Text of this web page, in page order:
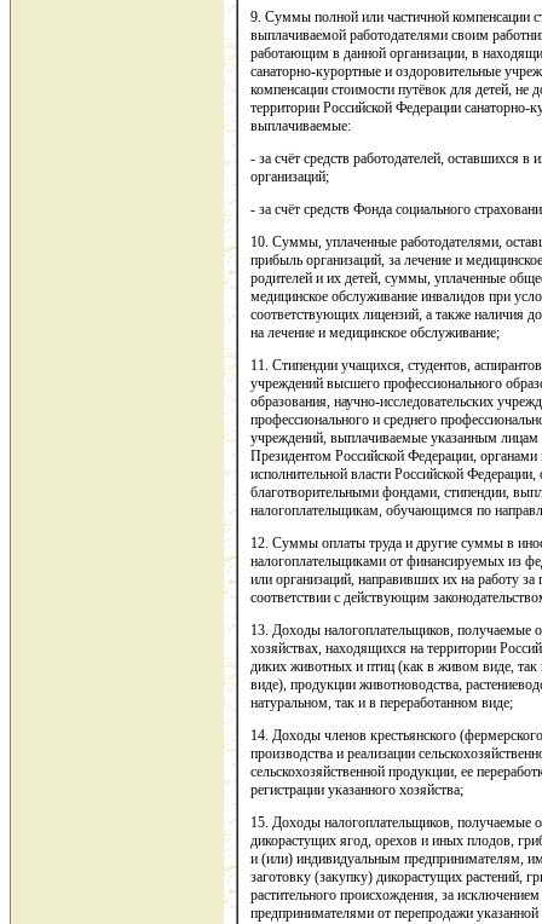
9. Суммы полной или частичной компенсации
выплачиваемой работодателями своим
работающим в данной организации, в
санаторно-курортные и оздоровительные
компенсации стоимости путёвок для детей, не
территории Российской Федерации
выплачиваемые:
- за счёт средств работодателей, оставшихся
организаций;
- за счёт средств Фонда социального
10. Суммы, уплаченные работодателями,
прибыль организаций, за лечение и
родителей и их детей, суммы, уплаченные
медицинское обслуживание инвалидов при
соответствующих лицензий, а также наличия
на лечение и медицинское обслуживание;
11. Стипендии учащихся, студентов,
учреждений высшего профессионального
образования, научно-исследовательских
профессионального и среднего
учреждений, выплачиваемые указанным
Президентом Российской Федерации, органами
исполнительной власти Российской
благотворительными фондами, стипендии,
налогоплательщикам, обучающимся по
12. Суммы оплаты труда и другие суммы в
налогоплательщиками от финансируемых из
или организаций, направивших их на работу
соответствии с действующим
13. Доходы налогоплательщиков,
хозяйствах, находящихся на территории
диких животных и птиц (как в живом виде,
виде), продукции животноводства,
натуральном, так и в переработанном виде;
14. Доходы членов крестьянского
производства и реализации
сельскохозяйственной продукции, ее
регистрации указанного хозяйства;
15. Доходы налогоплательщиков, получаемые
дикорастущих ягод, орехов и иных плодов,
и (или) индивидуальным предпринимателям,
заготовку (закупку) дикорастущих растений,
растительного происхождения, за
предпринимателями от перепродажи